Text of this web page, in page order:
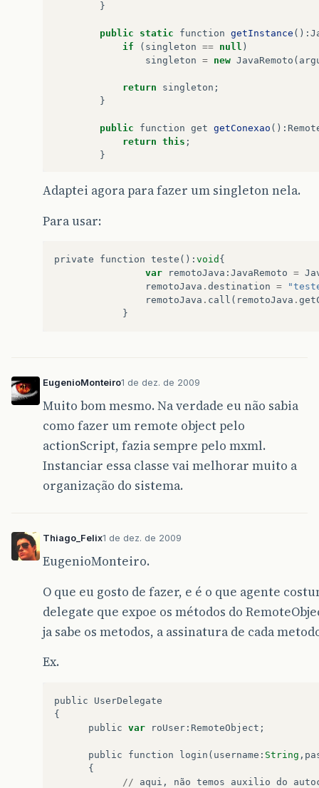
}
public static function getInstance ():
if
( singleton == null )
singleton = new JavaRemoto (
return singleton ;
}
public function get getConexao ():
return this ;
}
Method AsyncToken
var
L_Async: AsyncToken;
private function DefaultFaultHandler
Alert.show(Result . fault.
Adaptei agora para fazer um singleton nela.
Para usar:
private function teste (): void {
var
remotoJava : JavaRemoto =
remotoJava . destination =
remotoJava . call ( remotoJava .
}
EugenioMonteiro1 de dez. de 2009
Muito bom mesmo. Na verdade eu não sabia
como fazer um remote object pelo
actionScript, fazia sempre pelo mxml.
Instanciar essa classe vai melhorar muito a
organização do sistema.
Thiago_Felix1 de dez. de 2009
EugenioMonteiro.
O que eu gosto de fazer, e é o que agente
delegate que expoe os métodos do
ja sabe os metodos, a assinatura de cada
Ex.
public
UserDelegate
{
public var roUser : RemoteObject ;
public function login ( username : String ,
{
//
aqui , não temos auxilio do